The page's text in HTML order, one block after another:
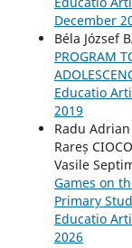
December
Béla József
PROGRAM
Educatio
2019
Radu
Rareș
Vasile
Games on
Primary
Educatio
2026